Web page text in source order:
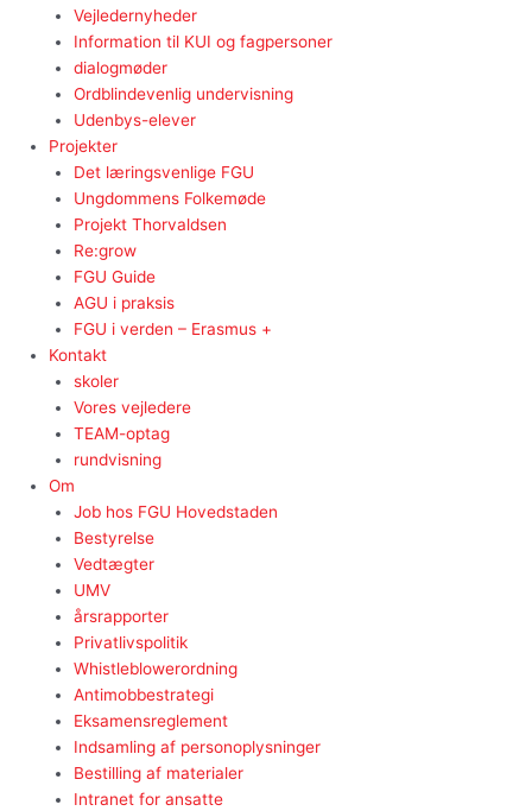
Vejledernyheder
Information til KUI og fagpersoner
dialogmøder
Ordblindevenlig undervisning
Udenbys-elever
Projekter
Det læringsvenlige FGU
Ungdommens Folkemøde
Projekt Thorvaldsen
Re:grow
FGU Guide
AGU i praksis
FGU i verden – Erasmus +
Kontakt
skoler
Vores vejledere
TEAM-optag
rundvisning
Om
Job hos FGU Hovedstaden
Bestyrelse
Vedtægter
UMV
årsrapporter
Privatlivspolitik
Whistleblowerordning
Antimobbestrategi
Eksamensreglement
Indsamling af personoplysninger
Bestilling af materialer
Intranet for ansatte